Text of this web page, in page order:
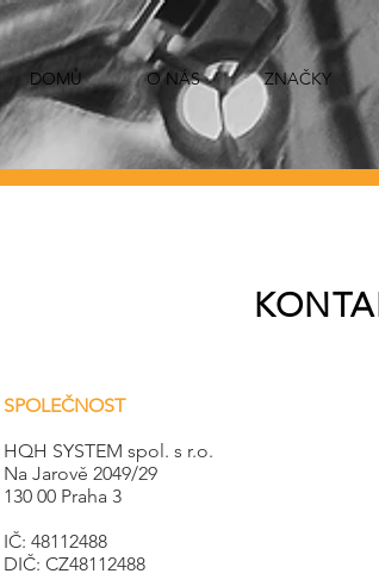
DOMŮ O NÁS ZNAČKY
SPOLEČNOST
HQH SYSTEM spol. s r.o.
Na Jarově 2049/29
130 00 Praha 3
IČ: 48112488
DIČ: CZ48112488